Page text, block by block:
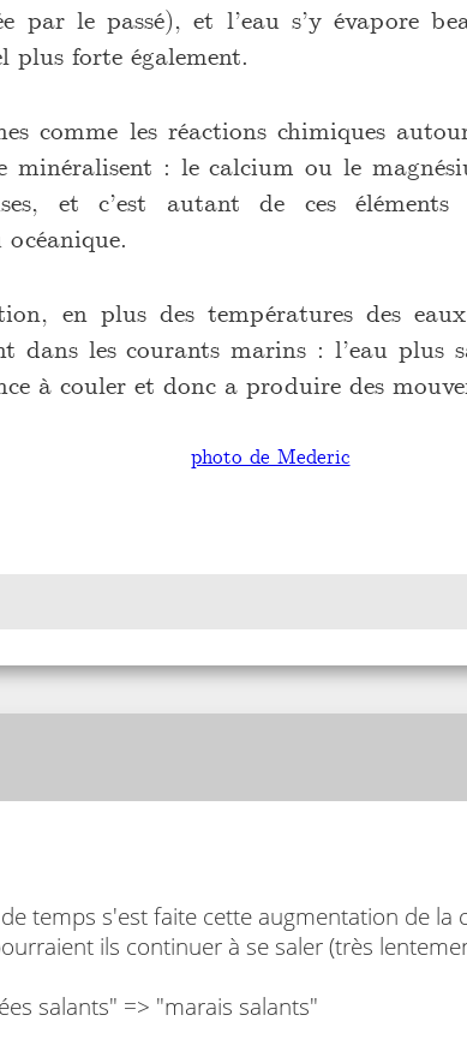
par le passé), et l’eau s’y évapore
plus forte également.
comme les réactions chimiques
minéralisent : le calcium ou le
et c’est autant de ces
en plus des températures des
dans les courants marins : l’eau plus
à couler et donc a produire des
photo de Mederic
temps s'est faite cette augmentation de la
ils continuer à se saler (très
salants" => "marais salants"